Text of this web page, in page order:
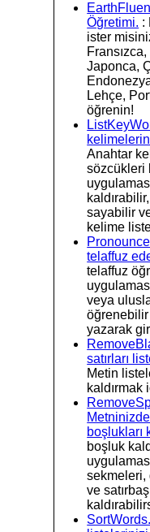
Öğretimi. :
ister
Japonca,
Lehçe,
öğrenin!
Anahtar
sözcükleri
sayabilir
kelime
telaffuz
telaffuz
veya
öğrenebilir
yazarak
satırları
Metin
kaldırmak
boşlukları
boşluk
sekmeleri,
ve